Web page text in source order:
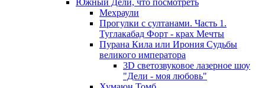
Мехраули
Прогулки с султанами. Часть 1.
Туглакабад Форт - крах Мечты
Пурана Кила или Ирония Судьбы
великого императора
3D светозвуковое лазерное шоу
"Дели - моя любовь"